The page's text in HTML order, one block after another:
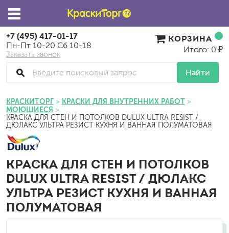
+7 (495) 417-01-17
Пн-Пт 10-20 Сб 10-18
Заказать звонок
Найти
КОРЗИНА
Итого: 0 ₽
КРАСКИТОРГ
КРАСКИ ДЛЯ ВНУТРЕННИХ РАБОТ
МОЮЩИЕСЯ
КРАСКА ДЛЯ СТЕН И ПОТОЛКОВ DULUX ULTRA RESIST /
ДЮЛАКС УЛЬТРА РЕЗИСТ КУХНЯ И ВАННАЯ ПОЛУМАТОВАЯ
КРАСКА ДЛЯ СТЕН И ПОТОЛКОВ
DULUX ULTRA RESIST / ДЮЛАКС
УЛЬТРА РЕЗИСТ КУХНЯ И ВАННАЯ
ПОЛУМАТОВАЯ